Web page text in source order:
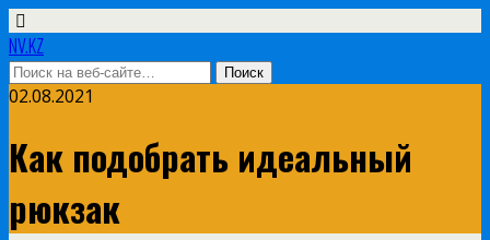
NV.KZ
02.08.2021
Как подобрать идеальный
рюкзак